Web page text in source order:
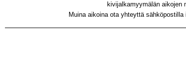
kivijalkamyymälän aikojen
Muina aikoina ota yhteyttä